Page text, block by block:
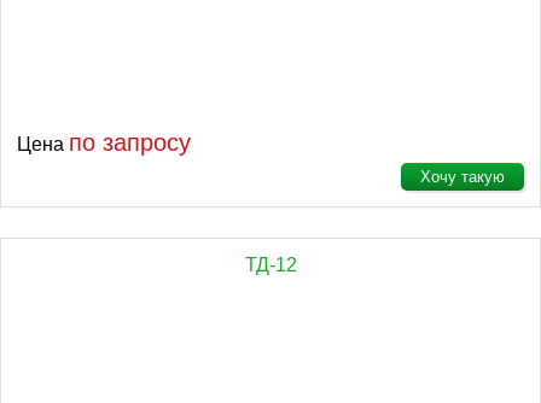
Цена по запросу
Хочу такую
ТД-12